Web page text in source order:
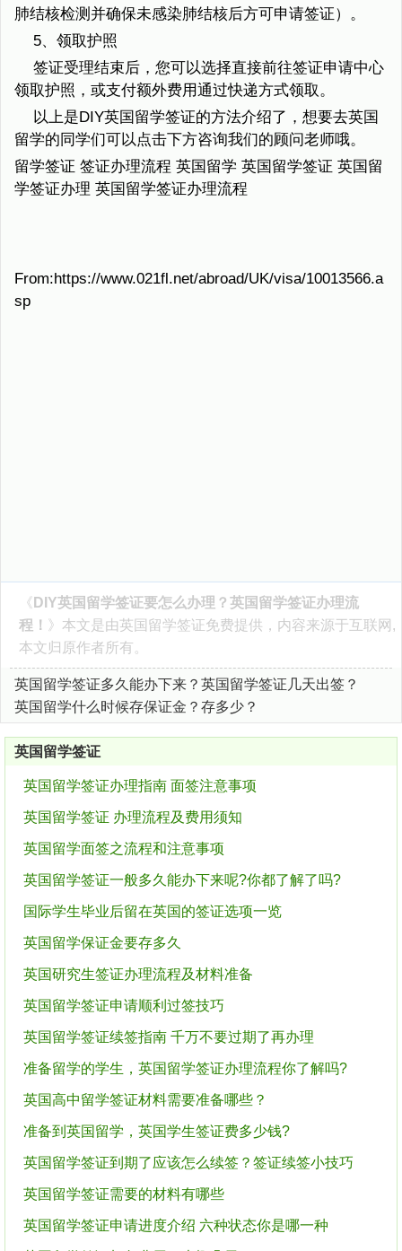
肺结核检测并确保未感染肺结核后方可申请签证）。
5、领取护照
签证受理结束后，您可以选择直接前往签证申请中心
领取护照，或支付额外费用通过快递方式领取。
以上是DIY英国留学签证的方法介绍了，想要去英国
留学的同学们可以点击下方咨询我们的顾问老师哦。
留学签证 签证办理流程 英国留学 英国留学签证 英国留
学签证办理 英国留学签证办理流程
From:https://www.021fl.net/abroad/UK/visa/10013566.a
sp
《 DIY英国留学签证要怎么办理？英国留学签证办理流
程！ 》本文是由英国留学签证免费提供，内容来源于互联网,
本文归原作者所有。
英国留学签证多久能办下来？英国留学签证几天出签？
英国留学什么时候存保证金？存多少？
英国留学签证
英国留学签证办理指南 面签注意事项
英国留学签证 办理流程及费用须知
英国留学面签之流程和注意事项
英国留学签证一般多久能办下来呢?你都了解了吗?
国际学生毕业后留在英国的签证选项一览
英国留学保证金要存多久
英国研究生签证办理流程及材料准备
英国留学签证申请顺利过签技巧
英国留学签证续签指南 千万不要过期了再办理
准备留学的学生，英国留学签证办理流程你了解吗?
英国高中留学签证材料需要准备哪些？
准备到英国留学，英国学生签证费多少钱?
英国留学签证到期了应该怎么续签？签证续签小技巧
英国留学签证需要的材料有哪些
英国留学签证申请进度介绍 六种状态你是哪一种